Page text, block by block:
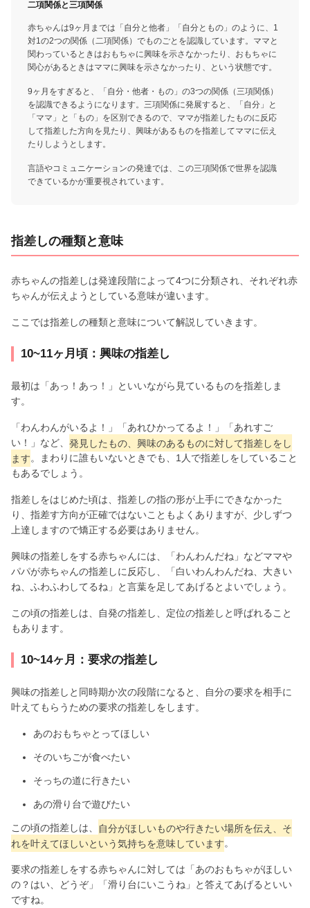
二項関係と三項関係
赤ちゃんは9ヶ月までは「自分と他者」「自分ともの」のように、1
対1の2つの関係（二項関係）でものごとを認識しています。ママと
関わっているときはおもちゃに興味を示さなかったり、おもちゃに
関心があるときはママに興味を示さなかったり、という状態です。
9ヶ月をすぎると、「自分・他者・もの」の3つの関係（三項関係）
を認識できるようになります。三項関係に発展すると、「自分」と
「ママ」と「もの」を区別できるので、ママが指差したものに反応
して指差した方向を見たり、興味があるものを指差してママに伝え
たりしようとします。
言語やコミュニケーションの発達では、この三項関係で世界を認識
できているかが重要視されています。
指差しの種類と意味
赤ちゃんの指差しは発達段階によって4つに分類され、それぞれ赤
ちゃんが伝えようとしている意味が違います。
ここでは指差しの種類と意味について解説していきます。
10~11ヶ月頃：興味の指差し
最初は「あっ！あっ！」といいながら見ているものを指差しま
す。
「わんわんがいるよ！」「あれひかってるよ！」「あれすご
い！」など、 発見したもの、興味のあるものに対して指差しをし
ます。まわりに誰もいないときでも、1人で指差しをしていること
もあるでしょう。
指差しをはじめた頃は、指差しの指の形が上手にできなかった
り、指差す方向が正確ではないこともよくありますが、少しずつ
上達しますので矯正する必要はありません。
興味の指差しをする赤ちゃんには、「わんわんだね」などママや
パパが赤ちゃんの指差しに反応し、「白いわんわんだね、大きい
ね、ふわふわしてるね」と言葉を足してあげるとよいでしょう。
この頃の指差しは、自発の指差し、定位の指差しと呼ばれること
もあります。
10~14ヶ月：要求の指差し
興味の指差しと同時期か次の段階になると、自分の要求を相手に
叶えてもらうための要求の指差しをします。
あのおもちゃとってほしい
そのいちごが食べたい
そっちの道に行きたい
あの滑り台で遊びたい
この頃の指差しは、
自分がほしいものや行きたい場所を伝え、そ
れを叶えてほしいという気持ちを意味しています。
要求の指差しをする赤ちゃんに対しては「あのおもちゃがほしい
の？はい、どうぞ」「滑り台にいこうね」と答えてあげるといい
ですね。